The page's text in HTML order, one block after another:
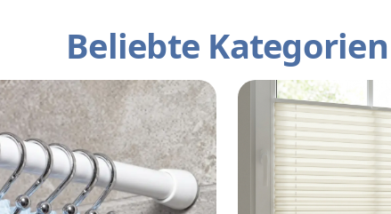
Beliebte Kategorien